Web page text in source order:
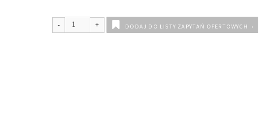
DODAJ DO LISTY ZAPYTAŃ OFERTOWYCH